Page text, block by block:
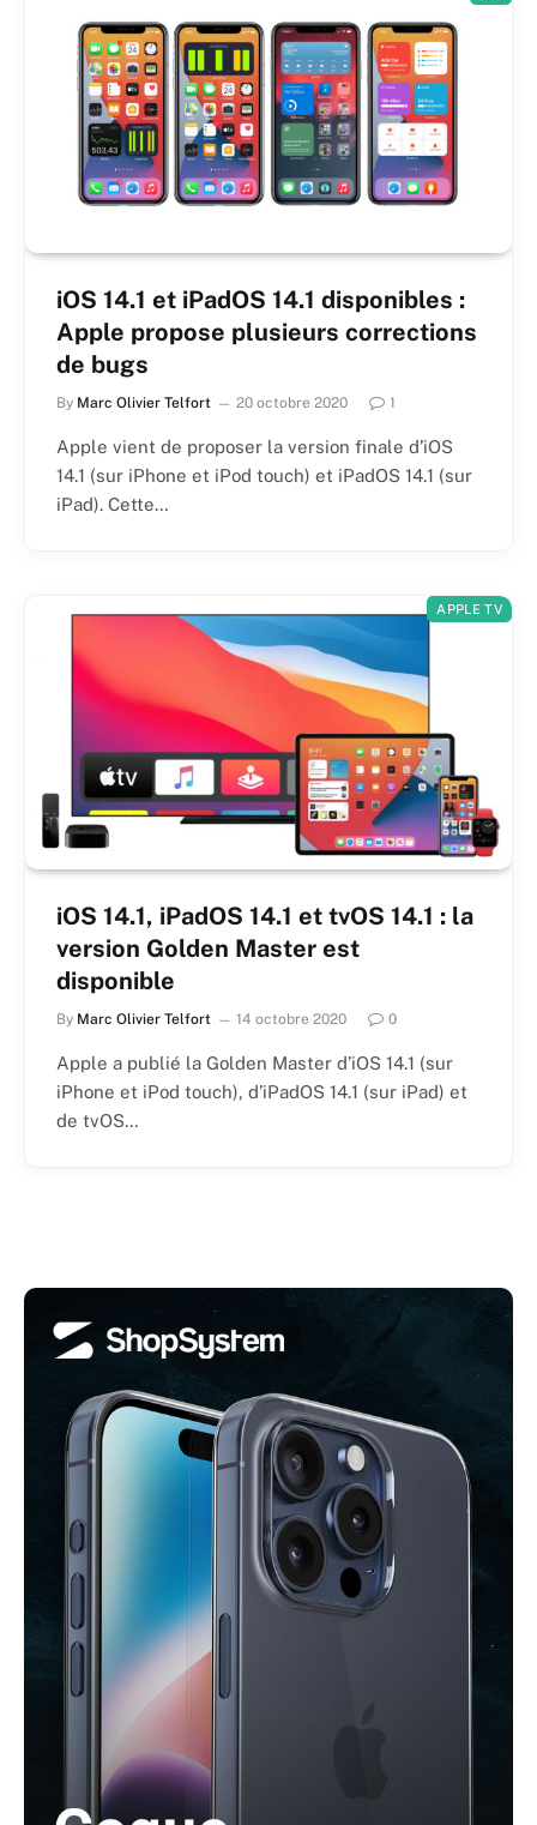
iOS 14.1 et iPadOS 14.1 disponibles :
Apple propose plusieurs corrections
de bugs
By Marc Olivier Telfort 20 octobre 2020 1
Apple vient de proposer la version finale d’iOS
14.1 (sur iPhone et iPod touch) et iPadOS 14.1 (sur
iPad). Cette…
APPLE TV
iOS 14.1, iPadOS 14.1 et tvOS 14.1 : la
version Golden Master est
disponible
By Marc Olivier Telfort 14 octobre 2020 0
Apple a publié la Golden Master d’iOS 14.1 (sur
iPhone et iPod touch), d’iPadOS 14.1 (sur iPad) et
de tvOS…